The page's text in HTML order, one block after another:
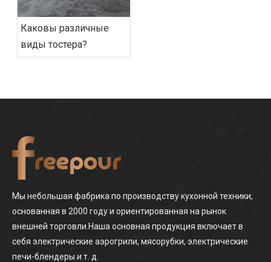
Каковы различные
виды тостера?
Мы небольшая фабрика по производству кухонной техники,
основанная в 2000 году и ориентированная на рынок
внешней торговли.Наша основная продукция включает в
себя электрические аэрогрили, мясорубки, электрические
печи-блендеры и т. д.